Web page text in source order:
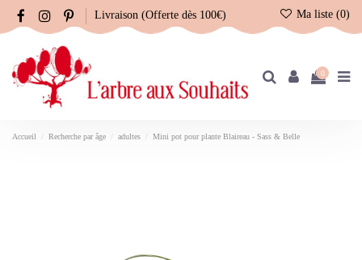
Livraison (Offerte dès 100€) Ma liste (0)
0
Accueil Recherche par âge adultes Mini pot pour plante Blaireau - Sass & Belle